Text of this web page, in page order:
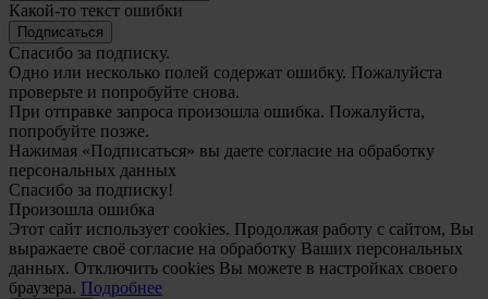
Какой-то текст ошибки
Подписаться
Спасибо за подписку.
Одно или несколько полей содержат ошибку. Пожалуйста
проверьте и попробуйте снова.
При отправке запроса произошла ошибка. Пожалуйста,
попробуйте позже.
Нажимая «Подписаться» вы даете согласие на обработку
персональных данных
Спасибо за подписку!
Произошла ошибка
Этот сайт использует cookies. Продолжая работу с сайтом, Вы
выражаете своё согласие на обработку Ваших персональных
данных. Отключить cookies Вы можете в настройках своего
браузера. Подробнее